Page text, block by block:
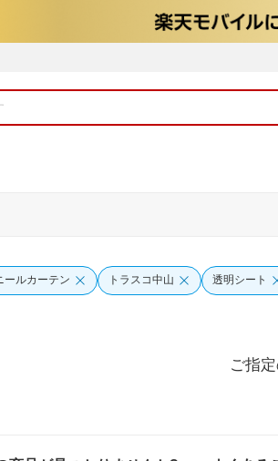
ールカーテン トラスコ中山 透明シート
ご指